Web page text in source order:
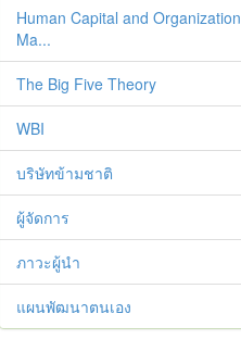
Human Capital and Organization
Ma...
The Big Five Theory
WBI
บริษัทข้ามชาติ
ผู้จัดการ
ภาวะผู้นำ
แผนพัฒนาตนเอง